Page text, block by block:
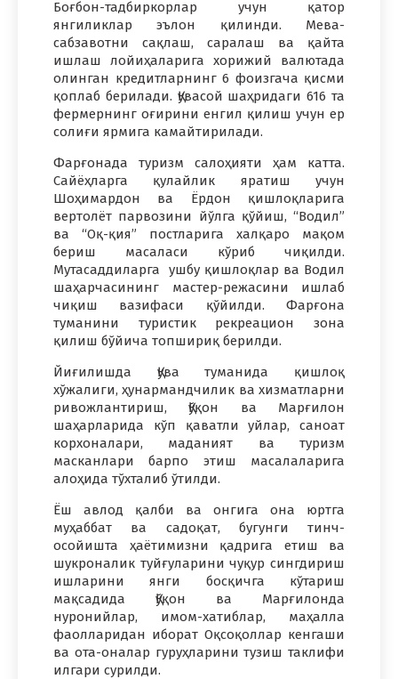
Боғбон-тадбиркорлар учун қатор
янгиликлар эълон қилинди. Мева-
сабзавотни сақлаш, саралаш ва қайта
ишлаш лойиҳаларига хорижий валютада
олинган кредитларнинг 6 фоизгача қисми
қоплаб берилади. Қувасой шаҳридаги 616 та
фермернинг оғирини енгил қилиш учун ер
солиғи ярмига камайтирилади.
Фарғонада туризм салоҳияти ҳам катта.
Сайёҳларга қулайлик яратиш учун
Шоҳимардон ва Ёрдон қишлоқларига
вертолёт парвозини йўлга қўйиш, “Водил”
ва “Оқ-қия” постларига халқаро мақом
бериш масаласи кўриб чиқилди.
Мутасаддиларга ушбу қишлоқлар ва Водил
шаҳарчасининг мастер-режасини ишлаб
чиқиш вазифаси қўйилди. Фарғона
туманини туристик рекреацион зона
қилиш бўйича топшириқ берилди.
Йиғилишда Қува туманида қишлоқ
хўжалиги, ҳунармандчилик ва хизматларни
ривожлантириш, Қўқон ва Марғилон
шаҳарларида кўп қаватли уйлар, саноат
корхоналари, маданият ва туризм
масканлари барпо этиш масалаларига
алоҳида тўхталиб ўтилди.
Ёш авлод қалби ва онгига она юртга
муҳаббат ва садоқат, бугунги тинч-
осойишта ҳаётимизни қадрига етиш ва
шукроналик туйғуларини чуқур сингдириш
ишларини янги босқичга кўтариш
мақсадида Қўқон ва Марғилонда
нуронийлар, имом-хатиблар, маҳалла
фаолларидан иборат Оқсоқоллар кенгаши
ва ота-оналар гуруҳларини тузиш таклифи
илгари сурилди.